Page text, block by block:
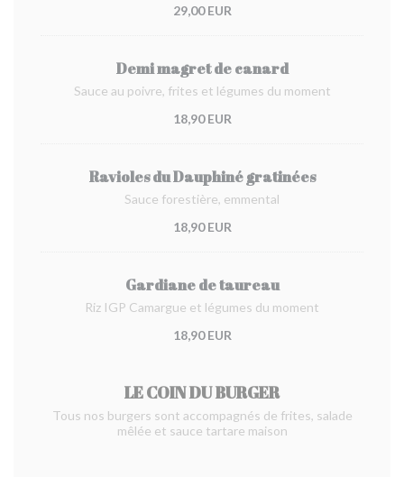
29,00 EUR
Demi magret de canard
Sauce au poivre, frites et légumes du moment
18,90 EUR
Ravioles du Dauphiné gratinées
Sauce forestière, emmental
18,90 EUR
Gardiane de taureau
Riz IGP Camargue et légumes du moment
18,90 EUR
LE COIN DU BURGER
Tous nos burgers sont accompagnés de frites, salade
mêlée et sauce tartare maison